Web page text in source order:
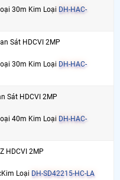
30m Kim Loại DH-HAC-
Sát HDCVI 2MP
30m Kim Loại DH-HAC-
Sát HDCVI 2MP
40m Kim Loại DH-HAC-
HDCVI 2MP
Loại DH-SD42215-HC-LA